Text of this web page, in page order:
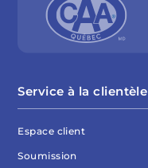
Service à la clientèle
Espace client
Soumission